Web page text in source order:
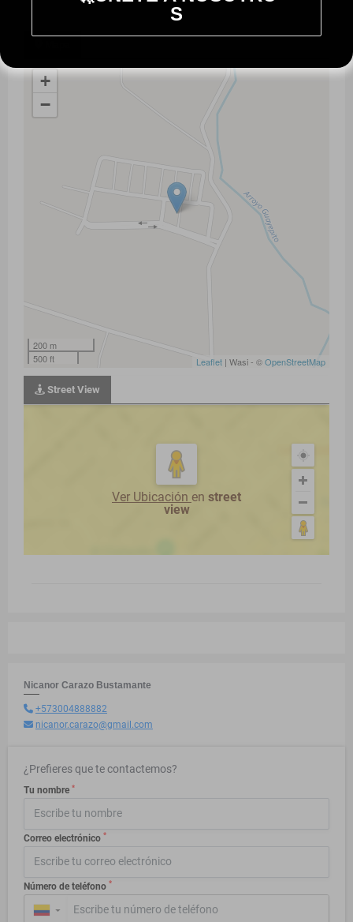
+
−
200 m
500 ft
Leaflet | Wasi - ©OpenStreetMap
Street View
Ver Ubicación en street
view
Nicanor Carazo Bustamante
+573004888882
nicanor.carazo@gmail.com
¿Prefieres que te contactemos?
Tu nombre *
Correo electrónico *
Número de teléfono *
▼
S